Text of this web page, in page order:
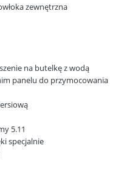
zewnętrzna
na butelkę z wodą
panelu do przymocowania
5.11
specjalnie